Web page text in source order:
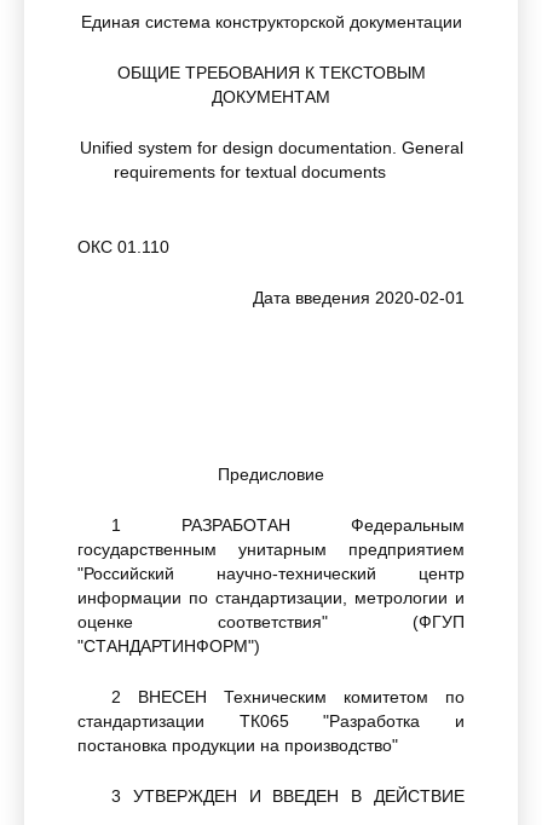
Единая система конструкторской документации
ОБЩИЕ ТРЕБОВАНИЯ К ТЕКСТОВЫМ
ДОКУМЕНТАМ
Unified system for design documentation. General
requirements for textual documents
ОКС 01.110
Дата введения 2020-02-01
Предисловие
1 РАЗРАБОТАН Федеральным
государственным унитарным предприятием
"Российский научно-технический центр
информации по стандартизации, метрологии и
оценке соответствия" (ФГУП
"СТАНДАРТИНФОРМ")
2 ВНЕСЕН Техническим комитетом по
стандартизации ТК065 "Разработка и
постановка продукции на производство"
3 УТВЕРЖДЕН И ВВЕДЕН В ДЕЙСТВИЕ